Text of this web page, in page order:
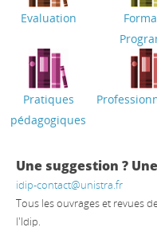
Evaluation
Pratiques
pédagogiques
Une suggestion ?
idip-contact@unistra.fr
Tous les ouvrages et revues
l'Idip.